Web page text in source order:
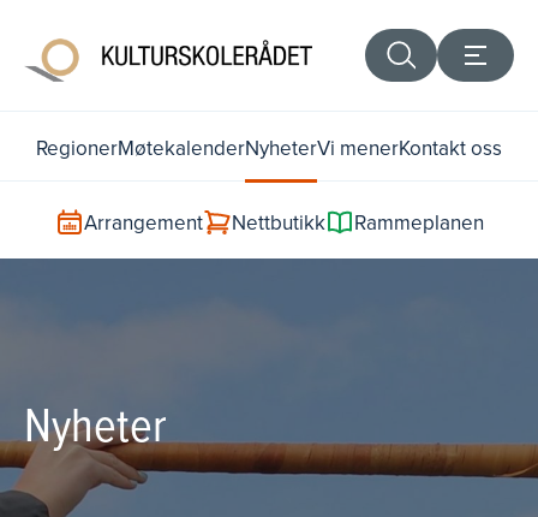
RegionerMøtekalenderNyheterVi menerKontakt oss
Arrangement Nettbutikk Rammeplanen
Nyheter